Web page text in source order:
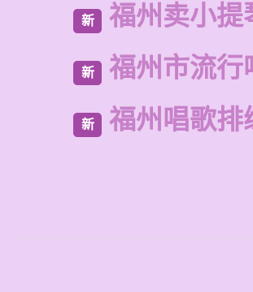
新 福州卖小提
新 福州市流行
新 福州唱歌排